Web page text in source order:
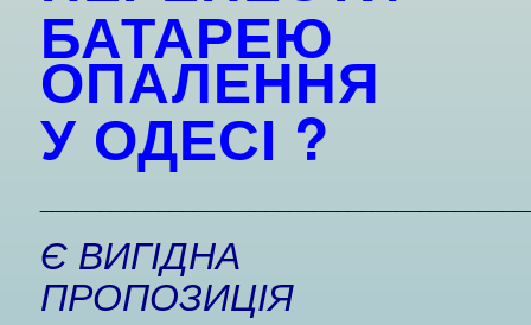
БАТАРЕЮ
ОПАЛЕННЯ
У ОДЕСІ ?
Є ВИГІДНА
ПРОПОЗИЦІЯ